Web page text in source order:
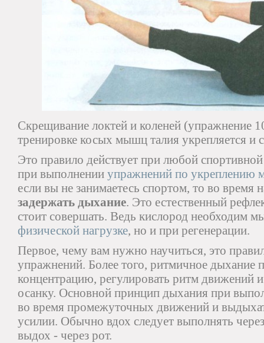
Скрещивание локтей и коленей (упражнение
тренировке косых мышц талия укрепляется и
Это правило действует при любой
при выполнении упражнений по укреплению
если вы не занимаетесь спортом, то во время
задержать дыхание. Это естественный
стоит совершать. Ведь кислород необходим
физической нагрузке, но и при регенерации.
Первое, чему вам нужно научиться, это
упражнений. Более того, ритмичное дыхание
концентрацию, регулировать ритм движений
осанку. Основной принцип дыхания при
во время промежуточных движений и
усилии. Обычно вдох следует выполнять
выдох - через рот.